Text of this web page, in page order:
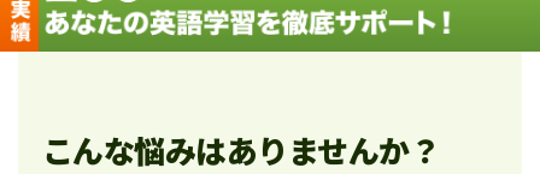
こんな悩みはありませんか？